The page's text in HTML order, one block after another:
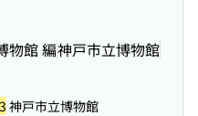
物館 編神戸市立博物館
神戸市立博物館